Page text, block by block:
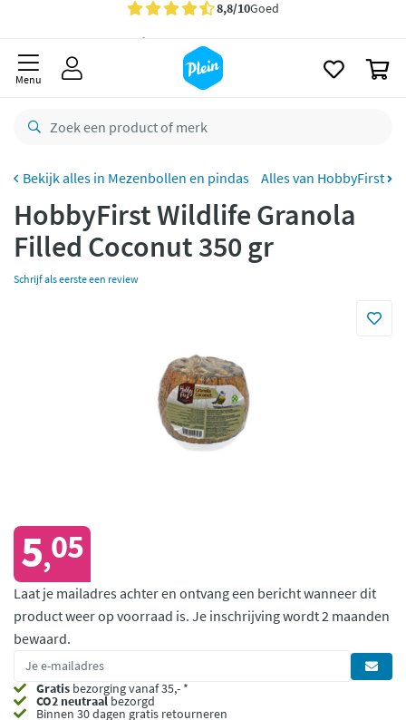
Gratisbezorging vanaf 35,- *
besteld,
Gratisretourneren
Betaal met Klarna
Menu
Mezenbollen en pindas Alles van HobbyFirst
HobbyFirst Wildlife Granola
Filled Coconut 350 gr
Schrijf als eerste een review
5,05
Laat je mailadres achter en ontvang een bericht wanneer dit
product weer op voorraad is. Je inschrijving wordt 2 maanden
bewaard.
Gratis bezorging vanaf 35,- *
CO2 neutraalbezorgd
Binnen 30 dagen gratis retourneren